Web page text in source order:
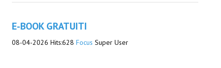
E-BOOK GRATUITI
08-04-2026 Hits:628 Focus Super User